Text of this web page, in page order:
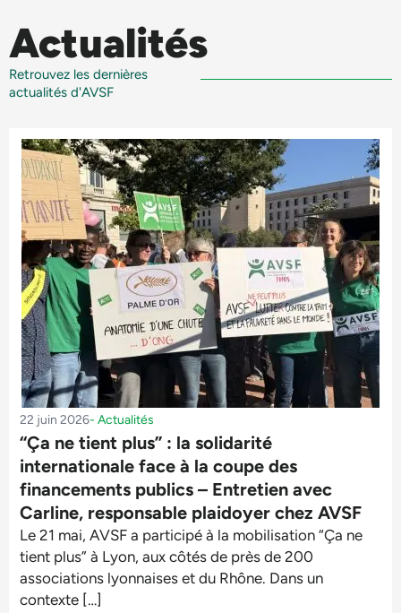
Actualités
Retrouvez les dernières
actualités d'AVSF
22 juin 2026- Actualités
“Ça ne tient plus” : la solidarité
internationale face à la coupe des
financements publics – Entretien avec
Carline, responsable plaidoyer chez AVSF
Le 21 mai, AVSF a participé à la mobilisation “Ça ne
tient plus” à Lyon, aux côtés de près de 200
associations lyonnaises et du Rhône. Dans un
contexte […]